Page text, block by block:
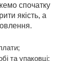
спочатку
якість, а
та упаковці: